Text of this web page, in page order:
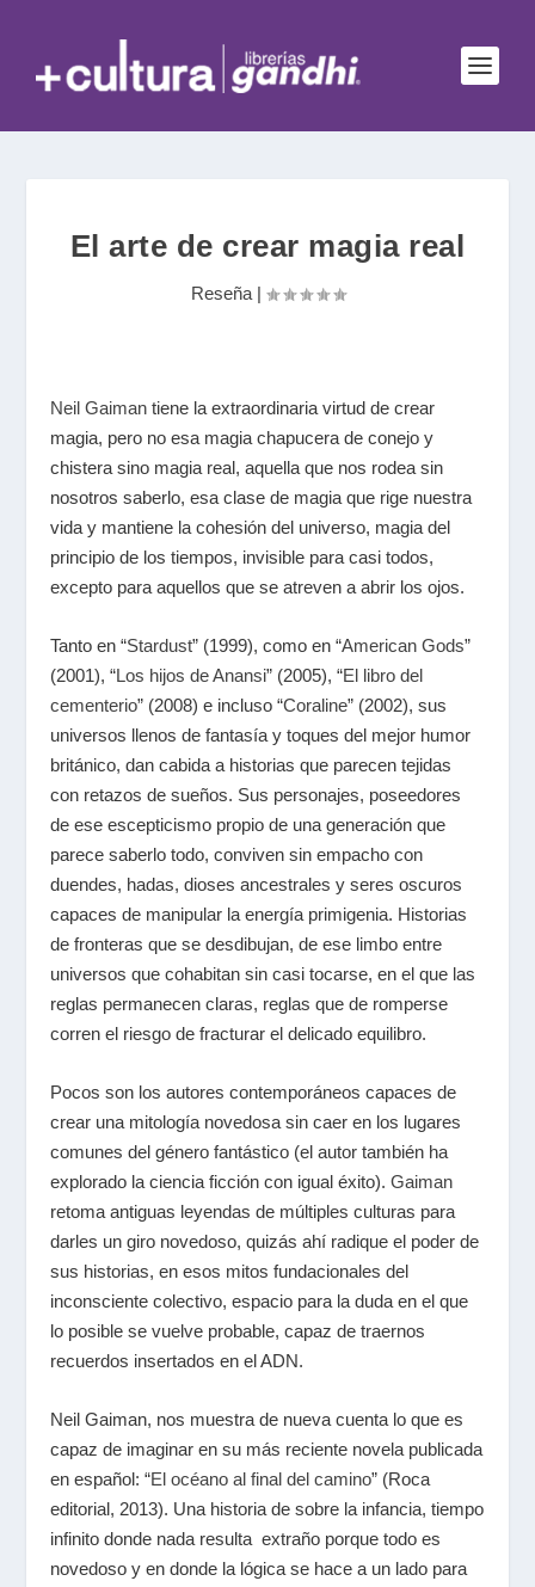
El arte de crear magia real
Reseña|
Neil Gaiman tiene la extraordinaria virtud de crear
magia, pero no esa magia chapucera de conejo y
chistera sino magia real, aquella que nos rodea sin
nosotros saberlo, esa clase de magia que rige nuestra
vida y mantiene la cohesión del universo, magia del
principio de los tiempos, invisible para casi todos,
excepto para aquellos que se atreven a abrir los ojos.
Tanto en “Stardust” (1999), como en “American Gods”
(2001), “Los hijos de Anansi” (2005), “El libro del
cementerio” (2008) e incluso “Coraline” (2002), sus
universos llenos de fantasía y toques del mejor humor
británico, dan cabida a historias que parecen tejidas
con retazos de sueños. Sus personajes, poseedores
de ese escepticismo propio de una generación que
parece saberlo todo, conviven sin empacho con
duendes, hadas, dioses ancestrales y seres oscuros
capaces de manipular la energía primigenia. Historias
de fronteras que se desdibujan, de ese limbo entre
universos que cohabitan sin casi tocarse, en el que las
reglas permanecen claras, reglas que de romperse
corren el riesgo de fracturar el delicado equilibro.
Pocos son los autores contemporáneos capaces de
crear una mitología novedosa sin caer en los lugares
comunes del género fantástico (el autor también ha
explorado la ciencia ficción con igual éxito).Gaiman
retoma antiguas leyendas de múltiples culturas para
darles un giro novedoso, quizás ahí radique el poder de
sus historias, en esos mitos fundacionales del
inconsciente colectivo, espacio para la duda en el que
lo posible se vuelve probable, capaz de traernos
recuerdos insertados en el ADN.
Neil Gaiman, nos muestra de nueva cuenta lo que es
capaz de imaginar en su más reciente novela publicada
en español: “El océano al final del camino” (Roca
editorial, 2013). Una historia de sobre la infancia, tiempo
infinito donde nada resulta extraño porque todo es
novedoso y en donde la lógica se hace a un lado para